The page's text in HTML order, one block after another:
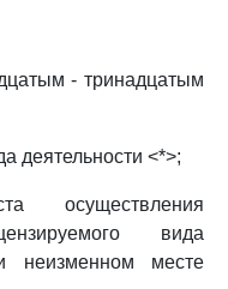
- тринадцатым
деятельности <*>;
осуществления
вида
неизменном месте